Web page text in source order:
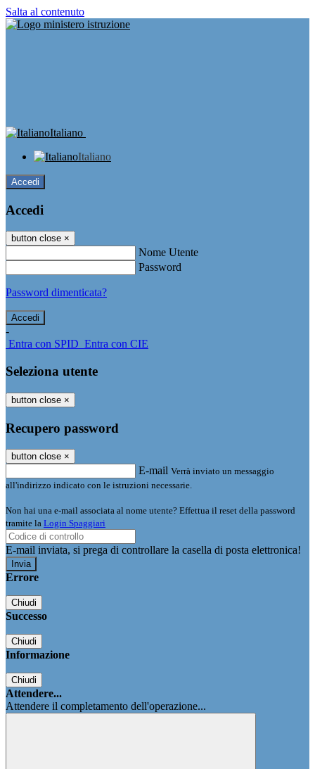
Salta al contenuto
Italiano
Italiano
Accedi
Accedi
button close ×
Nome Utente
Password
Password dimenticata?
-
Entra con SPID Entra con CIE
Seleziona utente
button close ×
Recupero password
button close ×
E-mail Verrà inviato un messaggio
all'indirizzo indicato con le istruzioni necessarie.
Non hai una e-mail associata al nome utente? Effettua il reset della password
tramite la Login Spaggiari
E-mail inviata, si prega di controllare la casella di posta elettronica!
Errore
Chiudi
Successo
Chiudi
Informazione
Chiudi
Attendere...
Attendere il completamento dell'operazione...